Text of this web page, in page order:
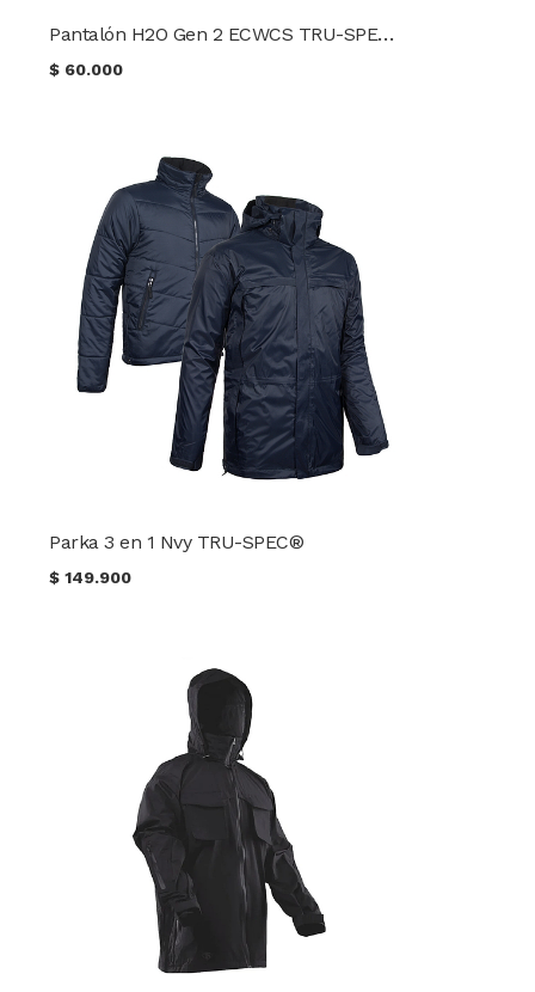
Pantalón H2O Gen 2 ECWCS TRU-SPEC®
$ 60.000
Parka 3 en 1 Nvy TRU-SPEC®
$149.900